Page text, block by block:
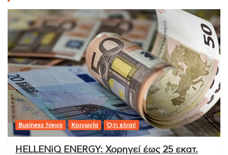
Business News Κοινωνία Ό,τι είναι!
HELLENiQ ENERGY: Χορηγεί έως 25 εκατ.